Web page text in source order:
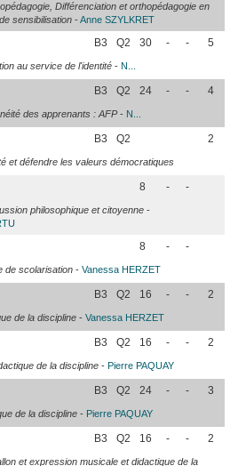
Différenciation et orthopédagogie en
sensibilisation - Anne SZYLKRET
B3 Q2 30 - - 5
au service de l'identité - N...
B3 Q2 24 - - 4
des apprenants : AFP- N...
B3 Q2 2
et défendre les valeurs démocratiques
8 - -
philosophique et citoyenne -
8 - -
de scolarisation - Vanessa HERZET
B3 Q2 16 - - 2
de la discipline - Vanessa HERZET
B3 Q2 16 - - 2
de la discipline - Pierre PAQUAY
B3 Q2 24 - - 3
de la discipline - Pierre PAQUAY
B3 Q2 16 - - 2
et expression musicale et didactique de la